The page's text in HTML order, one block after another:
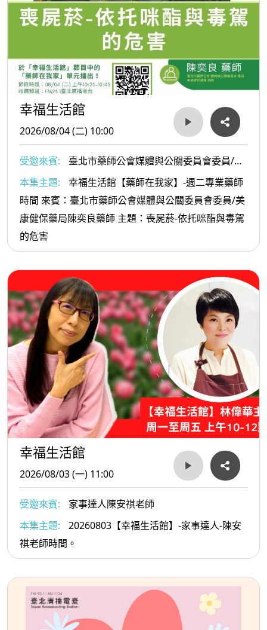
幸福生活館
2026/08/04 (二) 10:00
受邀來賓:
臺北市藥師公會媒體與公關委員會委員/美
康健保藥局陳奕良藥師
本集主題:
幸福生活館【藥師在我家】-週二專業藥師
時間 來賓：臺北市藥師公會媒體與公關委員會委員/美
康健保藥局陳奕良藥師 主題：喪屍菸-依托咪酯與毒駕
的危害
幸福生活館
2026/08/03 (一) 11:00
受邀來賓:
家事達人陳安祺老師
本集主題:
20260803【幸福生活館】-家事達人-陳安
祺老師時間。